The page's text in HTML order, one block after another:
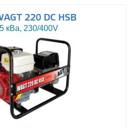
220 DC HSB
кВа, 230/400V